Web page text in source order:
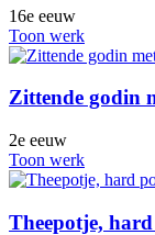
16e eeuw
Toon werk
Zittende godin
2e eeuw
Toon werk
Theepotje,